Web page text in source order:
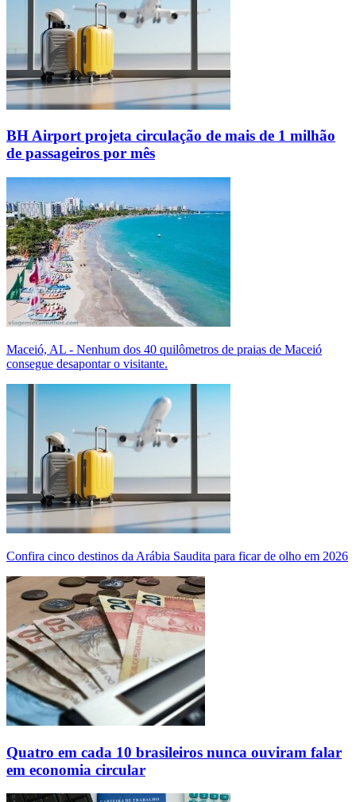
BH Airport projeta circulação de mais de 1 milhão
de passageiros por mês
Maceió, AL - Nenhum dos 40 quilômetros de praias de Maceió
consegue desapontar o visitante.
Confira cinco destinos da Arábia Saudita para ficar de olho em 2026
Quatro em cada 10 brasileiros nunca ouviram falar
em economia circular